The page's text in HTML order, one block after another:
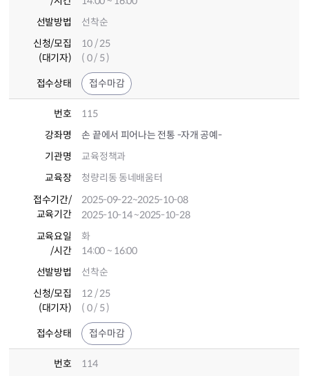
선발방법
선착순
신청/모집
(대기자)
10 / 25
( 0 / 5 )
접수상태 접수마감
번호
115
강좌명
손 끝에서 피어나는 전통 -자개 공예-
기관명
교육정책과
교육장
청량리동 동네배움터
접수기간/
교육기간
2025-09-22~2025-10-08
2025-10-14~2025-10-28
교육요일
/시간
화
14:00 ~ 16:00
선발방법
선착순
신청/모집
(대기자)
12 / 25
( 0 / 5 )
접수상태 접수마감
번호
114